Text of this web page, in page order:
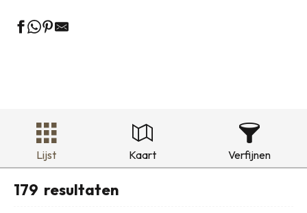
Lijst Kaart Verfijnen
179 resultaten